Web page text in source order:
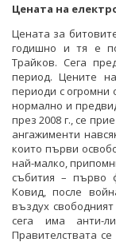
Цената на
Цената за
годишно и тя е
Трайков. Сега
период. Цените
периоди с
нормално и
през 2008 г., се
ангажименти
които първи
най-малко,
събития – първо
Ковид, после
въздух
сега има анти-
Правителствата